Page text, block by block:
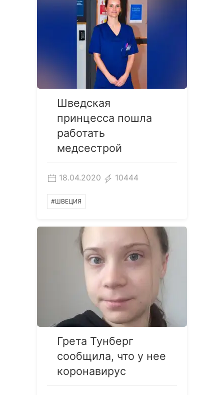
Шведская
принцесса пошла
работать
медсестрой
18.04.2020 10444
#ШВЕЦИЯ
Грета Тунберг
сообщила, что у нее
коронавирус